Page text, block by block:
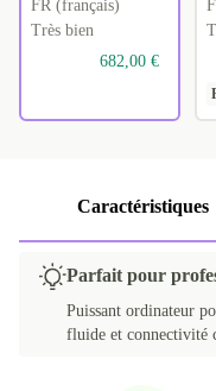
FR (français)
Très bien
682,00 €
Caractéristiques
Parfait pour
Puissant ordinateur
fluide et connectivité